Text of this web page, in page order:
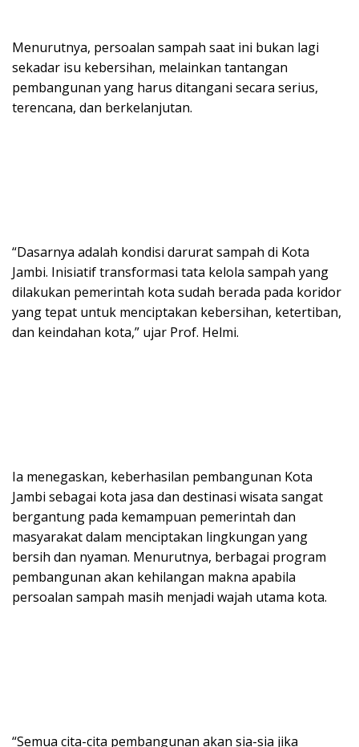
Menurutnya, persoalan sampah saat ini bukan lagi
sekadar isu kebersihan, melainkan tantangan
pembangunan yang harus ditangani secara serius,
terencana, dan berkelanjutan.
“Dasarnya adalah kondisi darurat sampah di Kota
Jambi. Inisiatif transformasi tata kelola sampah yang
dilakukan pemerintah kota sudah berada pada koridor
yang tepat untuk menciptakan kebersihan, ketertiban,
dan keindahan kota,” ujar Prof. Helmi.
Ia menegaskan, keberhasilan pembangunan Kota
Jambi sebagai kota jasa dan destinasi wisata sangat
bergantung pada kemampuan pemerintah dan
masyarakat dalam menciptakan lingkungan yang
bersih dan nyaman. Menurutnya, berbagai program
pembangunan akan kehilangan makna apabila
persoalan sampah masih menjadi wajah utama kota.
“Semua cita-cita pembangunan akan sia-sia jika